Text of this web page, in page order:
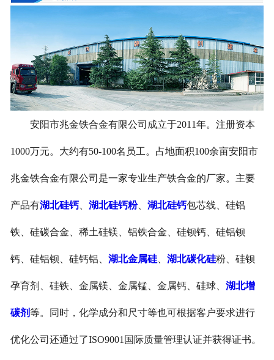
安阳市兆金铁合金有限公司成立于2011年。注册资本
1000万元。大约有50-100名员工。占地面积100余亩安阳市
兆金铁合金有限公司是一家专业生产铁合金的厂家。主要
产品有湖北硅钙、 湖北硅钙粉、 湖北硅钙包芯线、硅铝
铁、硅碳合金、稀土硅镁、铝铁合金、硅钡钙、硅铝钡
钙、硅铝钡、硅钙铝、 湖北金属硅、 湖北碳化硅粉、硅钡
孕育剂、硅铁、金属镁、金属锰、金属钙、硅球、 湖北增
碳剂等。同时，化学成分和尺寸等也可根据客户要求进行
优化公司还通过了ISO9001国际质量管理认证并获得证书。